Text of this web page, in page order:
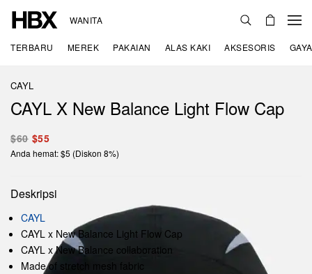
WANITA
TERBARU MEREK PAKAIAN ALAS KAKI AKSESORIS
CAYL
CAYL X New Balance Light Flow Cap
$60 $55
Anda hemat: $5 (Diskon 8%)
Deskripsi
CAYL
CAYL x New Balance Light Flow Cap
CAYL x New Balance collaboration
Made of stretch mesh fabric